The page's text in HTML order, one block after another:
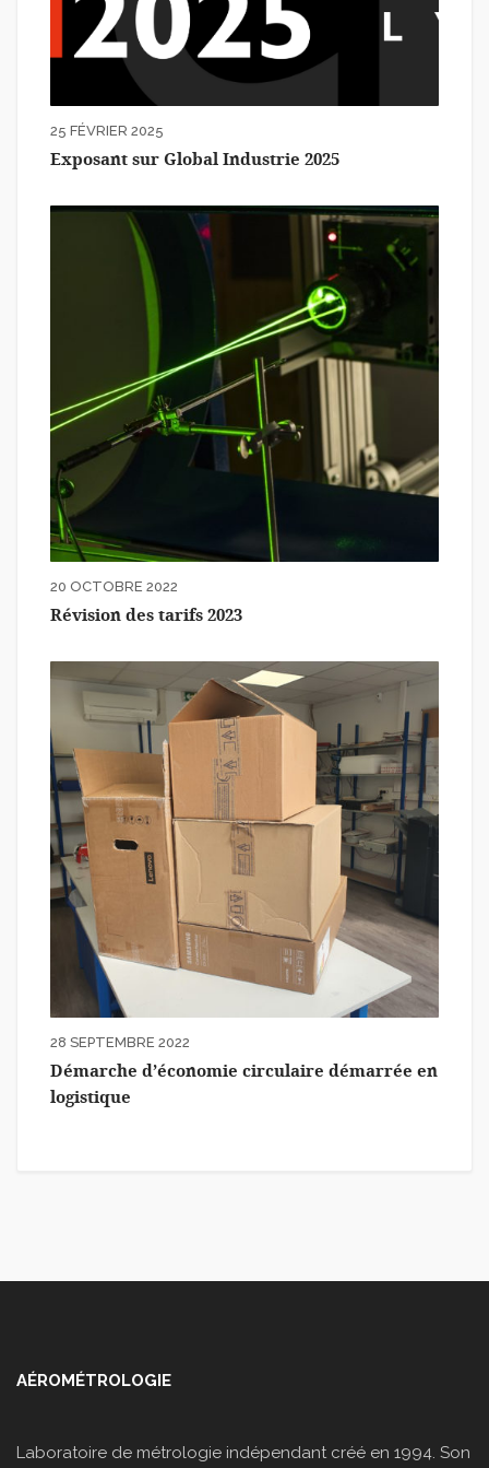
25 FÉVRIER 2025
Exposant sur Global Industrie 2025
20 OCTOBRE 2022
Révision des tarifs 2023
28 SEPTEMBRE 2022
Démarche d’économie circulaire démarrée en
logistique
AÉROMÉTROLOGIE
Laboratoire de métrologie indépendant créé en 1994. Son